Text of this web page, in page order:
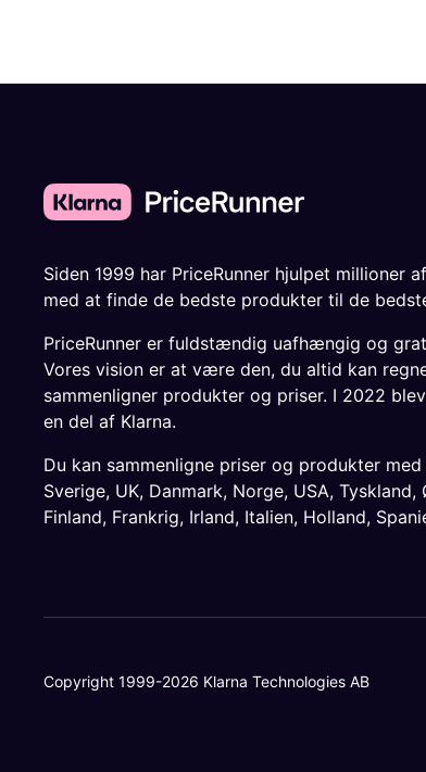
Siden 1999 har PriceRunner hjulpet millioner
med at finde de bedste produkter til de
PriceRunner er fuldstændig uafhængig og
Vores vision er at være den, du altid kan
sammenligner produkter og priser. I 2022
en del af Klarna.
Du kan sammenligne priser og produkter med
Sverige, UK, Danmark, Norge, USA, Tyskland,
Finland, Frankrig, Irland, Italien, Holland,
Copyright 1999-2026 Klarna Technologies AB